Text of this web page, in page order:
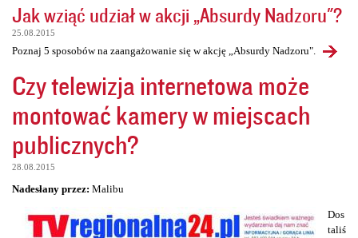
Jak wziąć udział w akcji „Absurdy Nadzoru"?
25.08.2015
Poznaj 5 sposobów na zaangażowanie się w akcję „Absurdy Nadzoru".
Czy telewizja internetowa może
montować kamery w miejscach
publicznych?
28.08.2015
Nadesłany przez: Malibu
Dos
taliś